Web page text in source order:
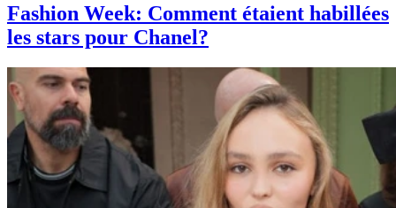
Fashion Week: Comment étaient habillées
les stars pour Chanel?